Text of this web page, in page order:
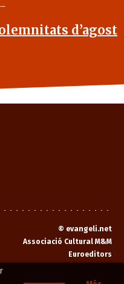
d’agost
© evangeli.net
Associació Cultural M&M
Euroeditors